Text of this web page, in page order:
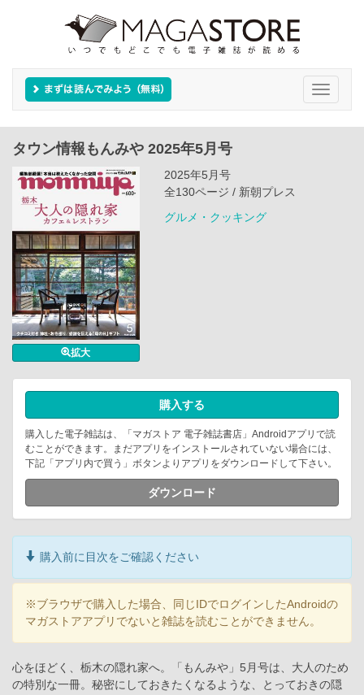
Toggle
タウン情報もんみや 2025年5月号
拡大
2025年5月号
全130ページ / 新朝プレス
グルメ・クッキング
購入する
購入した電子雑誌は、「マガストア 電子雑誌書店」Androidアプリで読
むことができます。まだアプリをインストールされていない場合には、
下記「アプリ内で買う」ボタンよりアプリをダウンロードして下さい。
ダウンロード
購入前に目次をご確認ください
※ブラウザで購入した場合、同じIDでログインしたAndroidの
マガストアアプリでないと雑誌を読むことができません。
心をほどく、栃木の隠れ家へ。「もんみや」5月号は、大人のため
の特別な一冊。秘密にしておきたくなるような、とっておきの隠